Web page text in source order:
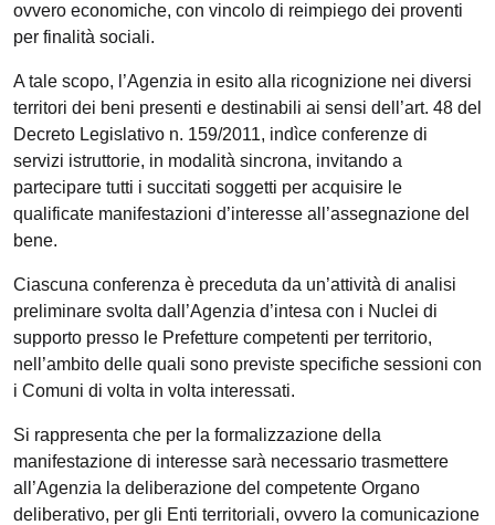
ovvero economiche, con vincolo di reimpiego dei proventi
per finalità sociali.
A tale scopo, l’Agenzia in esito alla ricognizione nei diversi
territori dei beni presenti e destinabili ai sensi dell’art. 48 del
Decreto Legislativo n. 159/2011, indìce conferenze di
servizi istruttorie, in modalità sincrona, invitando a
partecipare tutti i succitati soggetti per acquisire le
qualificate manifestazioni d’interesse all’assegnazione del
bene.
Ciascuna conferenza è preceduta da un’attività di analisi
preliminare svolta dall’Agenzia d’intesa con i Nuclei di
supporto presso le Prefetture competenti per territorio,
nell’ambito delle quali sono previste specifiche sessioni con
i Comuni di volta in volta interessati.
Si rappresenta che per la formalizzazione della
manifestazione di interesse sarà necessario trasmettere
all’Agenzia la deliberazione del competente Organo
deliberativo, per gli Enti territoriali, ovvero la comunicazione